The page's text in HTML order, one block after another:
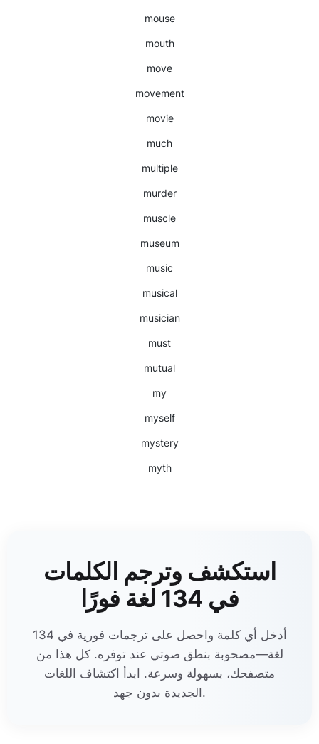
mouse
mouth
move
movement
movie
much
multiple
murder
muscle
museum
music
musical
musician
must
mutual
my
myself
mystery
myth
استكشف وترجم الكلمات
في 134 لغة فورًا
أدخل أي كلمة واحصل على ترجمات فورية في 134
لغة—مصحوبة بنطق صوتي عند توفره. كل هذا من
متصفحك، بسهولة وسرعة. ابدأ اكتشاف اللغات
الجديدة بدون جهد.